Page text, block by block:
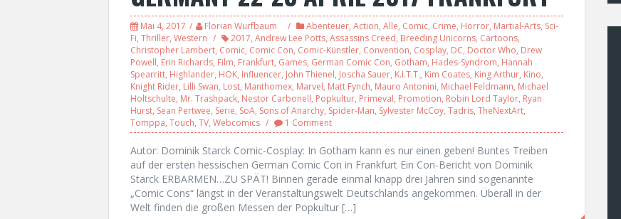
Mai 4, 2017 Florian Wurfbaum Abenteuer, Action, Alle, Comic, Crime, Horror, Martial-Arts, Sci-
Fi, Thriller, Western 2017, Andrew Lee Potts, Assassins Creed, Breeding Unicorns, Cartoons,
Christopher Lambert, Comic, Comic Con, Comic-Künstler, Convention, Cosplay, DC, Doctor Who, Drew
Powell, Erin Richards, Film, Frankfurt, Games, German Comic Con, Gotham, Hades-Syndrom, Hannah
Spearritt, Highlander, HOK, Influencer, John Thienel, Joscha Sauer, K.I.T.T., Kim Coates, King Arthur, Kino,
Knight Rider, Lilli Swan, Lost, Manthomex, Marvel, Matt Fynch, Mauro Antonini, Michael Feldmann, Michael
Holtschulte, Mr. Trashpack, Nestor Carbonell, Popkultur, Primeval, Promotion, Robin Lord Taylor, Ryan
Hurst, Sean Pertwee, Serie, SoA, Sons of Anarchy, Spider-Man, Sylvester McCoy, Tadris, TheNextArt,
Tomppa, Touch, TV, Webcomics 1 Comment
Autor: Dominik Starck Comic-Cosplay: In Gotham kann es nur einen geben! Buntes Treiben
auf der ersten hessischen German Comic Con in Frankfurt Ein Con-Bericht von Dominik
Starck ERBARMEN…ZU SPÄT! Binnen gerade einmal knapp drei Jahren sind sogenannte
„Comic Cons“ längst in der Veranstaltungswelt Deutschlands angekommen. Überall in der
Welt finden die großen Messen der Popkultur […]